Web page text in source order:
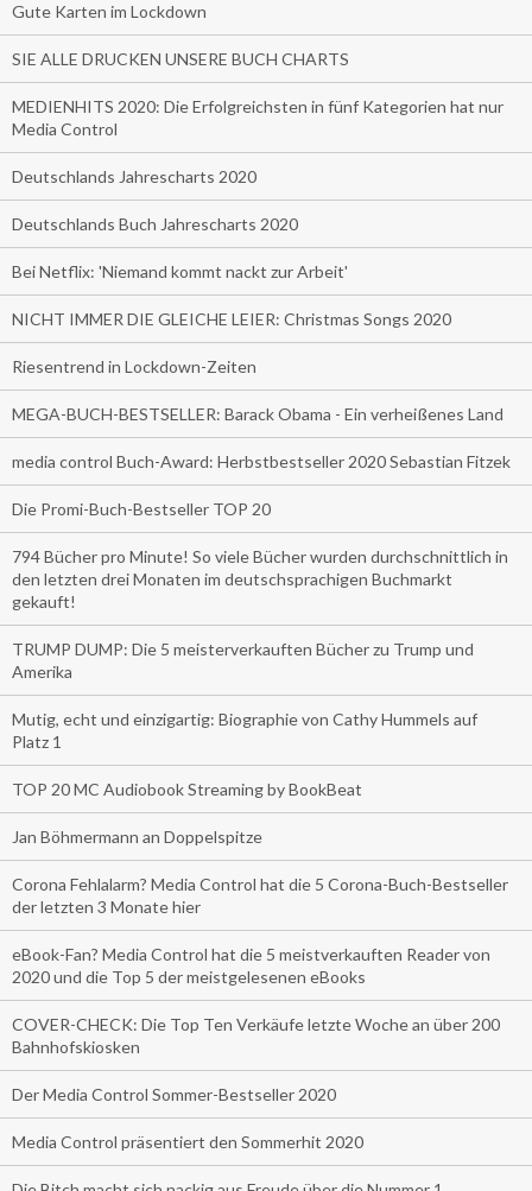
Gute Karten im Lockdown
SIE ALLE DRUCKEN UNSERE BUCH CHARTS
MEDIENHITS 2020: Die Erfolgreichsten in fünf Kategorien hat nur
Media Control
Deutschlands Jahrescharts 2020
Deutschlands Buch Jahrescharts 2020
Bei Netflix: 'Niemand kommt nackt zur Arbeit'
NICHT IMMER DIE GLEICHE LEIER: Christmas Songs 2020
Riesentrend in Lockdown-Zeiten
MEGA-BUCH-BESTSELLER: Barack Obama - Ein verheißenes Land
media control Buch-Award: Herbstbestseller 2020 Sebastian Fitzek
Die Promi-Buch-Bestseller TOP 20
794 Bücher pro Minute! So viele Bücher wurden durchschnittlich in
den letzten drei Monaten im deutschsprachigen Buchmarkt
gekauft!
TRUMP DUMP: Die 5 meisterverkauften Bücher zu Trump und
Amerika
Mutig, echt und einzigartig: Biographie von Cathy Hummels auf
Platz 1
TOP 20 MC Audiobook Streaming by BookBeat
Jan Böhmermann an Doppelspitze
Corona Fehlalarm? Media Control hat die 5 Corona-Buch-Bestseller
der letzten 3 Monate hier
eBook-Fan? Media Control hat die 5 meistverkauften Reader von
2020 und die Top 5 der meistgelesenen eBooks
COVER-CHECK: Die Top Ten Verkäufe letzte Woche an über 200
Bahnhofskiosken
Der Media Control Sommer-Bestseller 2020
Media Control präsentiert den Sommerhit 2020